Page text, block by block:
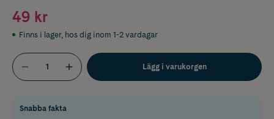
49 kr
Finns i lager, hos dig inom 1-2 vardagar
Lägg i varukorgen
Snabba fakta